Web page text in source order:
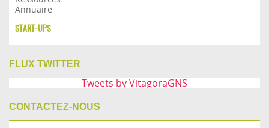
Annuaire
START-UPS
FLUX TWITTER
Tweets by VitagoraGNS
CONTACTEZ-NOUS